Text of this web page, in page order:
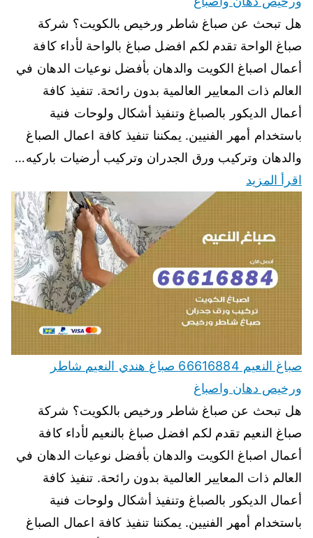
هل تبحث عن صباغ شاطر ورخيص بالكويت؟ شركة
صباغ الواحة تقدم لكم افضل صباغ بالواحة لأداء كافة
أعمال اصباغ الكويت والدهان بأفضل نوعيات الدهان في
العالم ذات المعايير العالمية بدون رائحة. تنفيذ كافة
أعمال الديكور بالصباغ وتنفيذ أشكال ولوحات فنية
باستخدام أمهر الفنيين. يمكننا تنفيذ كافة اعمال الصباغ
والدهان وتركيب ورق الجدران وتركيب أرضيات باركيه…
اقرأ المزيد
صباغ النعيم 66616884 صباغ هندي النعيم شاطر
ورخيص دهان واصباغ
هل تبحث عن صباغ شاطر ورخيص بالكويت؟ شركة
صباغ النعيم تقدم لكم افضل صباغ بالنعيم لأداء كافة
أعمال اصباغ الكويت والدهان بأفضل نوعيات الدهان في
العالم ذات المعايير العالمية بدون رائحة. تنفيذ كافة
أعمال الديكور بالصباغ وتنفيذ أشكال ولوحات فنية
باستخدام أمهر الفنيين. يمكننا تنفيذ كافة اعمال الصباغ